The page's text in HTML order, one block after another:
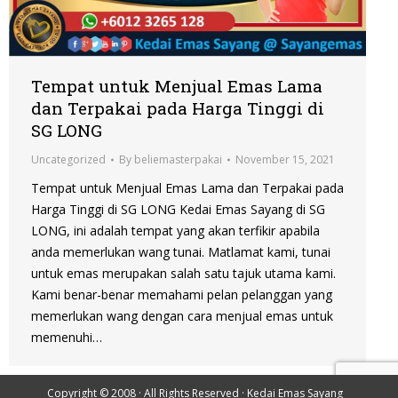
Tempat untuk Menjual Emas Lama
dan Terpakai pada Harga Tinggi di
SG LONG
Uncategorized By beliemasterpakai November 15, 2021
Tempat untuk Menjual Emas Lama dan Terpakai pada
Harga Tinggi di SG LONG Kedai Emas Sayang di SG
LONG, ini adalah tempat yang akan terfikir apabila
anda memerlukan wang tunai. Matlamat kami, tunai
untuk emas merupakan salah satu tajuk utama kami.
Kami benar-benar memahami pelan pelanggan yang
memerlukan wang dengan cara menjual emas untuk
memenuhi…
Copyright © 2008 · All Rights Reserved · Kedai Emas Sayang